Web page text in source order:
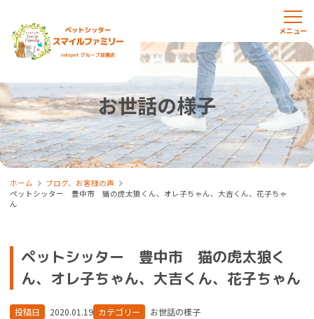
お世話の様子
ホーム
ブログ、お客様の声
ペットシッター 豊中市 猫の虎太狼くん、オレ子ちゃん、大吉くん、花子ちゃ
ん
ペットシッター 豊中市 猫の虎太狼く
ん、オレ子ちゃん、大吉くん、花子ちゃん
投稿日 2020.01.19 カテゴリー お世話の様子